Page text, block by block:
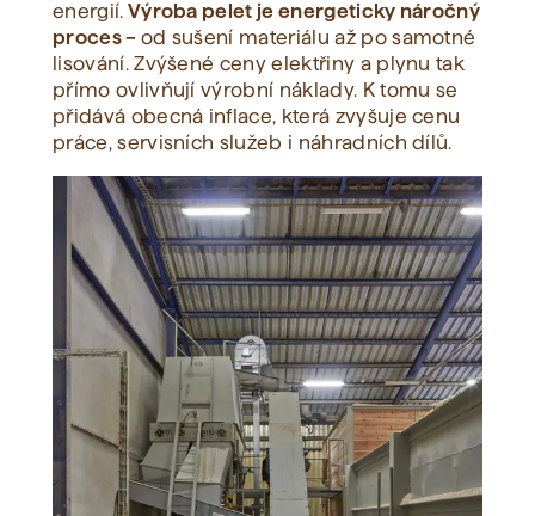
energií. Výroba pelet je energeticky náročný
proces – od sušení materiálu až po samotné
lisování. Zvýšené ceny elektřiny a plynu tak
přímo ovlivňují výrobní náklady. K tomu se
přidává obecná inflace, která zvyšuje cenu
práce, servisních služeb i náhradních dílů.